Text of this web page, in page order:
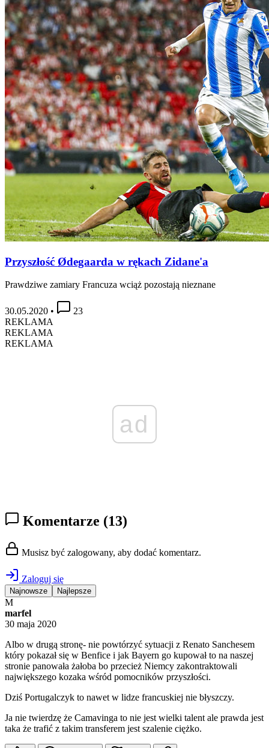
Przyszłość Ødegaarda w rękach Zidane'a
Prawdziwe zamiary Francuza wciąż pozostają nieznane
30.05.2020 •
23
REKLAMA
REKLAMA
REKLAMA
ad
Komentarze (13)
Musisz być zalogowany, aby dodać komentarz.
Zaloguj się
Najnowsze Najlepsze
M
marfel
30 maja 2020
Albo w drugą stronę- nie powtórzyć sytuacji z Renato Sanchesem
który pokazał się w Benfice i jak Bayern go kupował to na naszej
stronie panowała żałoba bo przecież Niemcy zakontraktowali
największego kozaka wśród pomocników przyszłości.
Dziś Portugalczyk to nawet w lidze francuskiej nie błyszczy.
Ja nie twierdzę że Camavinga to nie jest wielki talent ale prawda jest
taka że trafić z takim transferem jest szalenie ciężko.